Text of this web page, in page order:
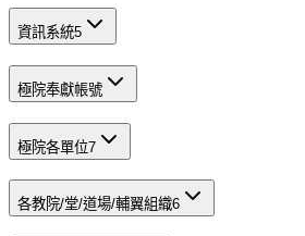
資訊系統5
極院奉獻帳號
極院各單位7
各教院/堂/道場/輔翼組織6